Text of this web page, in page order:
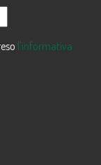
l'informativa